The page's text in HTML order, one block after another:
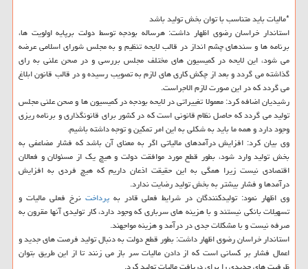
*مالیات باید متناسب با توان بخش تولید باشد
استاندار خراسان رضوی اظهار داشت: هرساله بودجه توسط دولت برپایه اولویت ها،
برنامه ها و سندهای چشم انداز در قالب لایحه تنظیم و به مجلس شورای اسلامی عرضه
می شود، این لایحه در كمیسیون های مختلف مجلس بررسی و در صحن علنی به رای
گذاشته می گردد و بعد از چكش كاری های لازم به تصویب رسیده و در قالب قانون ابلاغ
می گردد كه در این صورت لازم الاجراست.
رشیدیان اضافه كرد: معمولا تغییراتی در لایحه بودجه در كمیسیون ها و صحن علنی مجلس
تولید می گردد كه حاصل نظام قانونی است كه در كشور برای قانونگذاری و برنامه ریزی
وجود دارد و همه ما باید به شكلی به این امر تمكین و توجه داشته باشیم.
وی بیان كرد: افزایش درآمدهای مالیاتی اگر به معنای آن باشد كه فشار مضاعفی به
بخش تولید وارد شود، بطور قطع مورد موافقت دولت و هیچ یك از مسئولان و فعالان
اقتصادی نیست زیرا همگی به این حقیقت اذعان داریم كه هیچ فردی به افزایش
درآمدها و فشار بیشتر به بخش تولید رضایت ندارد.
وی اظهار نمود: تولیدكنندگان در شرایط فعلی قادر بهپرداخت نرخ فعلی مالیات و
تسهیلات بانكی نیستند و با هزینه های سرباری كه وجود دارد، كار تولیدی آنها مقرون به
صرفه نیست و با مشكلات جدی در درآمد و هزینه مواجهند.
استاندار خراسان رضوی اظهار داشت: بطور قطع دولت به دنبال تولید فرصت های جدید و
اعمال فشار بر كسانی است كه از دادن مالیات سر باز می زنند تا از این طریق بتوان